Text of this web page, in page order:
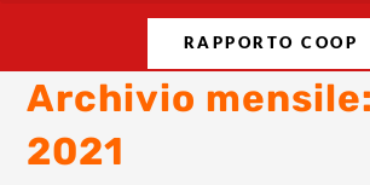
RAPPORTO COOP
Archivio
2021